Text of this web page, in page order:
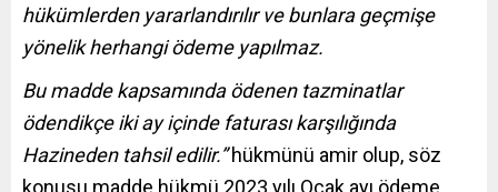
hükümlerden yararlandırılır ve bunlara geçmişe
yönelik herhangi ödeme yapılmaz.
Bu madde kapsamında ödenen tazminatlar
ödendikçe iki ay içinde faturası karşılığında
Hazineden tahsil edilir.”hükmünü amir olup, söz
konusu madde hükmü 2023 yılı Ocak ayı ödeme